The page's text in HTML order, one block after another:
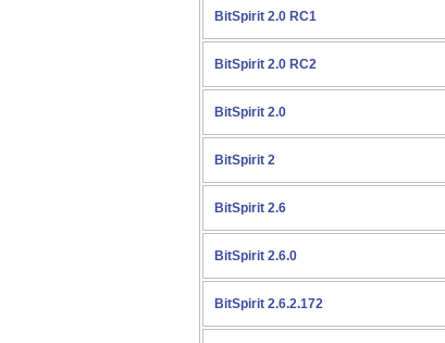
BitSpirit 2.0 RC1
BitSpirit 2.0 RC2
BitSpirit 2.0
BitSpirit 2
BitSpirit 2.6
BitSpirit 2.6.0
BitSpirit 2.6.2.172